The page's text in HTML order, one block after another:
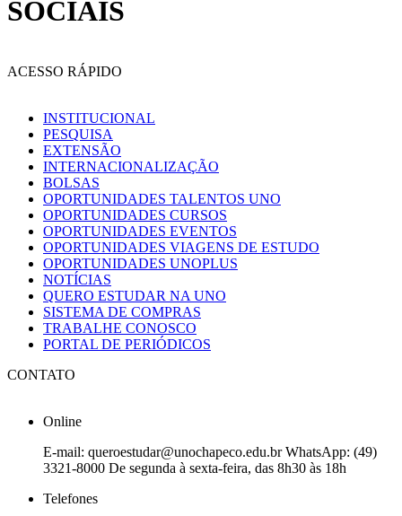
SOCIAIS
ACESSO RÁPIDO
INSTITUCIONAL
PESQUISA
EXTENSÃO
INTERNACIONALIZAÇÃO
BOLSAS
OPORTUNIDADES TALENTOS UNO
OPORTUNIDADES CURSOS
OPORTUNIDADES EVENTOS
OPORTUNIDADES VIAGENS DE ESTUDO
OPORTUNIDADES UNOPLUS
NOTÍCIAS
QUERO ESTUDAR NA UNO
SISTEMA DE COMPRAS
TRABALHE CONOSCO
PORTAL DE PERIÓDICOS
CONTATO
Online
E-mail: queroestudar@unochapeco.edu.br WhatsApp: (49)
3321-8000 De segunda à sexta-feira, das 8h30 às 18h
Telefones